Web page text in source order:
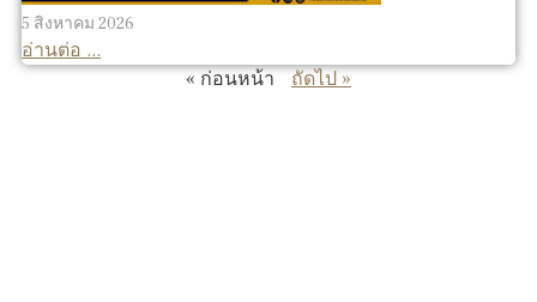
5 สิงหาคม 2026
อ่านต่อ ...
« ก่อนหน้า
ถัดไป »